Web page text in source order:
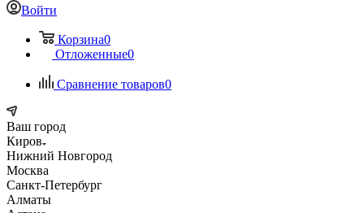
Войти
Корзина0
Отложенные0
Сравнение товаров0
Ваш город
Киров
Нижний Новгород
Москва
Санкт-Петербург
Алматы